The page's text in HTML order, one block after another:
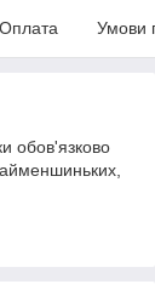
Оплата Умови
обов'язково